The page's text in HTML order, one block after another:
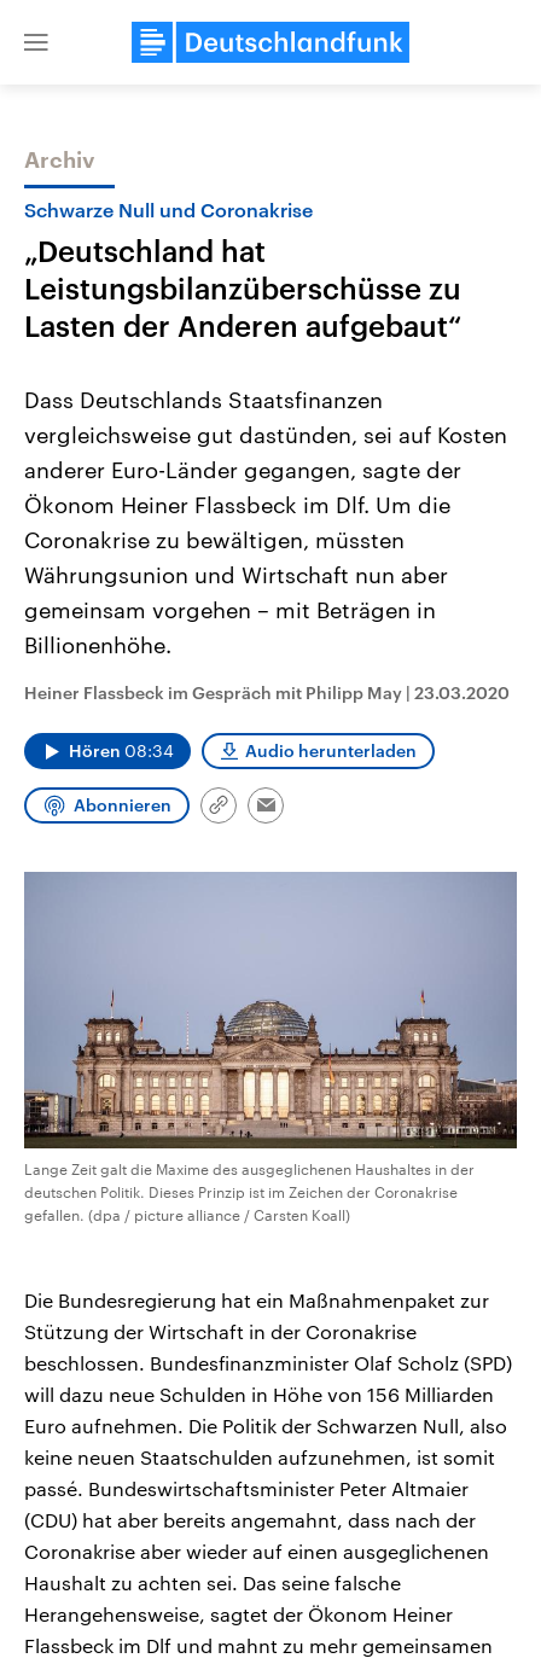
Close
Themen
2026
Alle Informationen
Sachsen-Anhalt wählt am 6.
September 2026 einen neuen
Landtag. Seit 2021 wird das
Bundesland von einer Koalition aus
Umfragen, Prognosen,
und Hintergründe zu den Parteien
und Kandidaten der anstehenden
Wahl.
Aktuelle Beiträge,
Hintergründe
Wirtschaftlich und
gehören die Vereinigten
den mächtigsten Ländern
mit großem Einfluss auf
Sendungen Programm Podcasts
Archiv
Schwarze Null und Coronakrise
„Deutschland hat
Leistungsbilanzüberschüsse zu
Lasten der Anderen aufgebaut“
Dass Deutschlands Staatsfinanzen
vergleichsweise gut dastünden, sei auf Kosten
anderer Euro-Länder gegangen, sagte der
Ökonom Heiner Flassbeck im Dlf. Um die
Coronakrise zu bewältigen, müssten
Währungsunion und Wirtschaft nun aber
gemeinsam vorgehen – mit Beträgen in
Billionenhöhe.
Heiner Flassbeck im Gespräch mit Philipp May | 23.03.2020
Hören 08:34 Audio herunterladen
Abonnieren
Link
Email
Lange Zeit galt die Maxime des ausgeglichenen Haushaltes in der
deutschen Politik. Dieses Prinzip ist im Zeichen der Coronakrise
gefallen. (dpa / picture alliance / Carsten Koall)
Die Bundesregierung hat ein Maßnahmenpaket zur
Stützung der Wirtschaft in der Coronakrise
beschlossen. Bundesfinanzminister Olaf Scholz (SPD)
will dazu neue Schulden in Höhe von 156 Milliarden
Euro aufnehmen. Die Politik der Schwarzen Null, also
keine neuen Staatschulden aufzunehmen, ist somit
passé. Bundeswirtschaftsminister Peter Altmaier
(CDU) hat aber bereits angemahnt, dass nach der
Coronakrise aber wieder auf einen ausgeglichenen
Haushalt zu achten sei. Das seine falsche
Herangehensweise, sagtet der Ökonom Heiner
Flassbeck im Dlf und mahnt zu mehr gemeinsamen